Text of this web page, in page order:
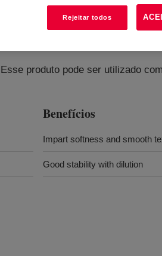
produto pode ser utilizado
Benefícios
Impart softness and smooth
Good stability with dilution
Rejeitar todos